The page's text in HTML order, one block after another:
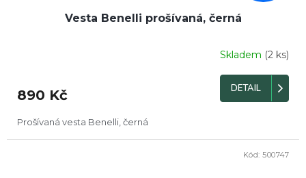
Vesta Benelli prošívaná, černá
Skladem (2 ks)
890 Kč DETAIL
Prošívaná vesta Benelli, černá
Kód: 500747